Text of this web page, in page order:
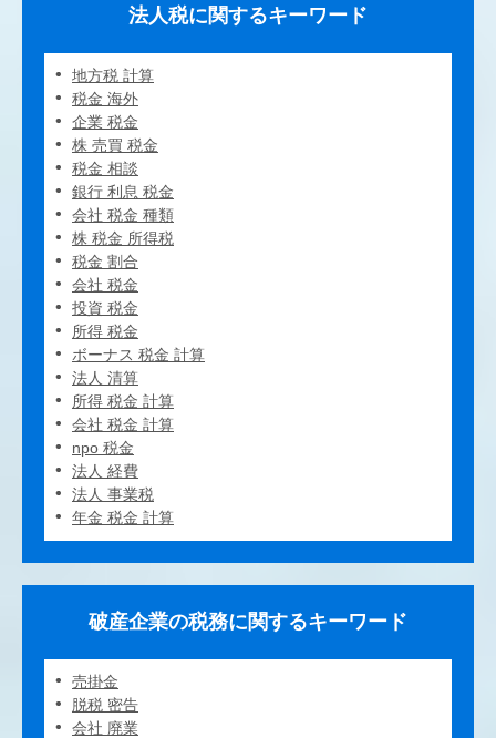
法人税に関するキーワード
地方税 計算
税金 海外
企業 税金
株 売買 税金
税金 相談
銀行 利息 税金
会社 税金 種類
株 税金 所得税
税金 割合
会社 税金
投資 税金
所得 税金
ボーナス 税金 計算
法人 清算
所得 税金 計算
会社 税金 計算
npo 税金
法人 経費
法人 事業税
年金 税金 計算
破産企業の税務に関するキーワード
売掛金
脱税 密告
会社 廃業